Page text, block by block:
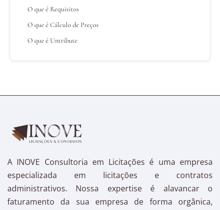
O que é Requisitos
O que é Cálculo de Preços
O que é Untribute
A INOVE Consultoria em Licitações é uma empresa
especializada em licitações e contratos
administrativos. Nossa expertise é alavancar o
faturamento da sua empresa de forma orgânica,